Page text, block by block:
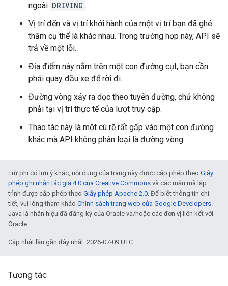
ngoài DRIVING .
Vị trí đến và vị trí khởi hành của một vị trí bạn đã ghé
thăm cụ thể là khác nhau. Trong trường hợp này, API sẽ
trả về một lỗi.
Địa điểm này nằm trên một con đường cụt, bạn cần
phải quay đầu xe để rời đi.
Đường vòng xảy ra dọc theo tuyến đường, chứ không
phải tại vị trí thực tế của lượt truy cập.
Thao tác này là một cú rẽ rất gấp vào một con đường
khác mà API không phân loại là đường vòng.
Trừ phi có lưu ý khác, nội dung của trang này được cấp phép theo Giấy
phép ghi nhận tác giả 4.0 của Creative Commons và các mẫu mã lập
trình được cấp phép theo Giấy phép Apache 2.0. Để biết thông tin chi
tiết, vui lòng tham khảo Chính sách trang web của Google Developers.
Java là nhãn hiệu đã đăng ký của Oracle và/hoặc các đơn vị liên kết với
Oracle.
Cập nhật lần gần đây nhất: 2026-07-09 UTC.
Tương tác